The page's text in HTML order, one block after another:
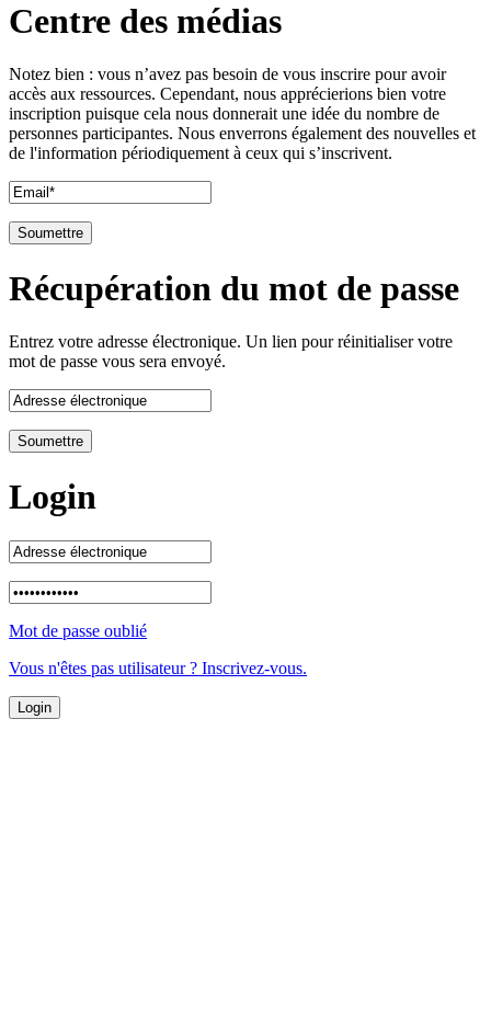
Centre des médias
Notez bien : vous n’avez pas besoin de vous inscrire pour avoir
accès aux ressources. Cependant, nous apprécierions bien votre
inscription puisque cela nous donnerait une idée du nombre de
personnes participantes. Nous enverrons également des nouvelles et
de l'information périodiquement à ceux qui s’inscrivent.
Récupération du mot de passe
Entrez votre adresse électronique. Un lien pour réinitialiser votre
mot de passe vous sera envoyé.
Login
Mot de passe oublié
Vous n'êtes pas utilisateur ? Inscrivez-vous.